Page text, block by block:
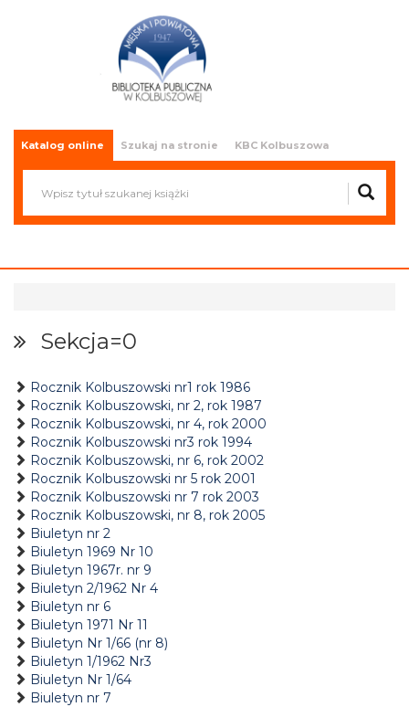
Miejska i Powiatowa Biblioteka
Publiczna w Kolbuszowej
Katalog online Szukaj na stronie KBC Kolbuszowa
Sekcja=0
Rocznik Kolbuszowski nr1 rok 1986
Rocznik Kolbuszowski, nr 2, rok 1987
Rocznik Kolbuszowski, nr 4, rok 2000
Rocznik Kolbuszowski nr3 rok 1994
Rocznik Kolbuszowski, nr 6, rok 2002
Rocznik Kolbuszowski nr 5 rok 2001
Rocznik Kolbuszowski nr 7 rok 2003
Rocznik Kolbuszowski, nr 8, rok 2005
Biuletyn nr 2
Biuletyn 1969 Nr 10
Biuletyn 1967r. nr 9
Biuletyn 2/1962 Nr 4
Biuletyn nr 6
Biuletyn 1971 Nr 11
Biuletyn Nr 1/66 (nr 8)
Biuletyn 1/1962 Nr3
Biuletyn Nr 1/64
Biuletyn nr 7